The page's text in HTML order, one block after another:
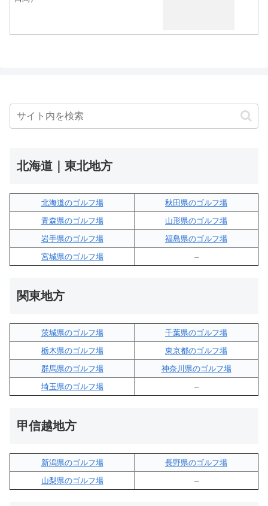
北海道｜東北地方
北海道のゴルフ場
秋田県のゴルフ場
青森県のゴルフ場
山形県のゴルフ場
岩手県のゴルフ場
福島県のゴルフ場
宮城県のゴルフ場
–
関東地方
茨城県のゴルフ場
千葉県のゴルフ場
栃木県のゴルフ場
東京都のゴルフ場
群馬県のゴルフ場
神奈川県のゴルフ場
埼玉県のゴルフ場
–
甲信越地方
新潟県のゴルフ場
長野県のゴルフ場
山梨県のゴルフ場
–